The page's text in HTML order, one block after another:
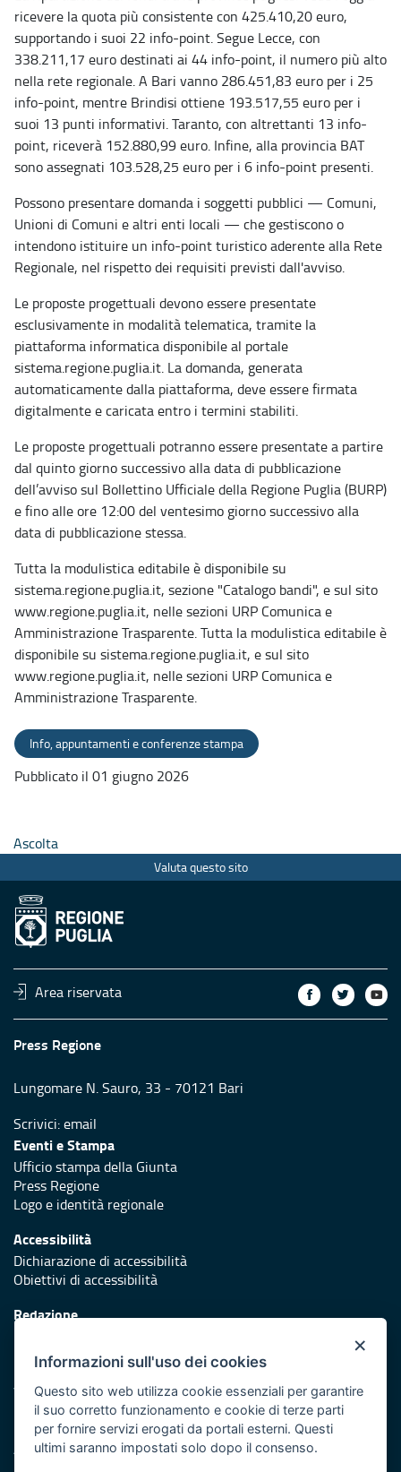
ricevere la quota più consistente con 425.410,20 euro,
supportando i suoi 22 info-point. Segue Lecce, con
338.211,17 euro destinati ai 44 info-point, il numero più alto
nella rete regionale. A Bari vanno 286.451,83 euro per i 25
info-point, mentre Brindisi ottiene 193.517,55 euro per i
suoi 13 punti informativi. Taranto, con altrettanti 13 info-
point, riceverà 152.880,99 euro. Infine, alla provincia BAT
sono assegnati 103.528,25 euro per i 6 info-point presenti.
Possono presentare domanda i soggetti pubblici — Comuni,
Unioni di Comuni e altri enti locali — che gestiscono o
intendono istituire un info-point turistico aderente alla Rete
Regionale, nel rispetto dei requisiti previsti dall'avviso.
Le proposte progettuali devono essere presentate
esclusivamente in modalità telematica, tramite la
piattaforma informatica disponibile al portale
sistema.regione.puglia.it. La domanda, generata
automaticamente dalla piattaforma, deve essere firmata
digitalmente e caricata entro i termini stabiliti.
Le proposte progettuali potranno essere presentate a partire
dal quinto giorno successivo alla data di pubblicazione
dell’avviso sul Bollettino Ufficiale della Regione Puglia (BURP)
e fino alle ore 12:00 del ventesimo giorno successivo alla
data di pubblicazione stessa.
Tutta la modulistica editabile è disponibile su
sistema.regione.puglia.it, sezione "Catalogo bandi", e sul sito
www.regione.puglia.it, nelle sezioni URP Comunica e
Amministrazione Trasparente. Tutta la modulistica editabile è
disponibile su sistema.regione.puglia.it, e sul sito
www.regione.puglia.it, nelle sezioni URP Comunica e
Amministrazione Trasparente.
Info, appuntamenti e conferenze stampa
Pubblicato il 01 giugno 2026
Ascolta
Valuta questo sito
Area riservata
Press Regione
Lungomare N. Sauro, 33 - 70121 Bari
Scrivici:email
Eventi e Stampa
Ufficio stampa della Giunta
Press Regione
Logo e identità regionale
Accessibilità
Dichiarazione di accessibilità
Obiettivi di accessibilità
Redazione
Protezione civile
Vai al sito di Protezione Civile Puglia
Iniziativa finanziata con risorse del POR Puglia 2014/2020 -
Asse XI
×
Informazioni sull'uso dei cookies
Questo sito web utilizza cookie essenziali per garantire
il suo corretto funzionamento e cookie di terze parti
per fornire servizi erogati da portali esterni. Questi
ultimi saranno impostati solo dopo il consenso.